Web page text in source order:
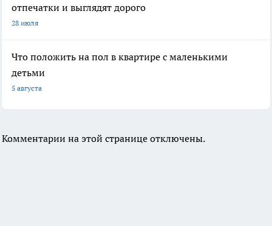
отпечатки и выглядят дорого
28 июля
Что положить на пол в квартире с маленькими
детьми
5 августа
Комментарии на этой странице отключены.